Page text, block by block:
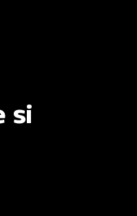
si